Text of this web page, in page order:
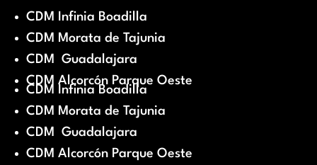
CDM Infinia Boadilla
CDM Morata de Tajunia
CDM Guadalajara
CDM Alcorcón Parque Oeste
CDM Infinia Boadilla
CDM Morata de Tajunia
CDM Guadalajara
CDM Alcorcón Parque Oeste